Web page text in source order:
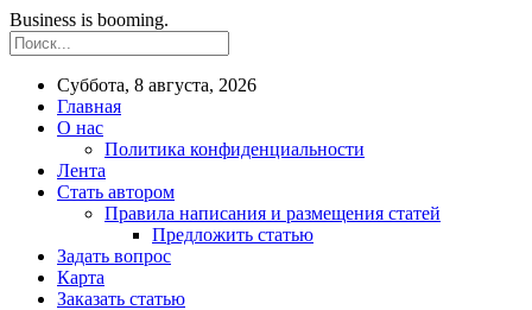
Business is booming.
Суббота, 8 августа, 2026
Главная
О нас
Политика конфиденциальности
Лента
Стать автором
Правила написания и размещения статей
Предложить статью
Задать вопрос
Карта
Заказать статью